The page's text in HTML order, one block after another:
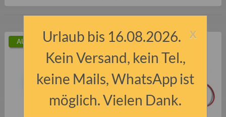
AUF LAGER
x
Urlaub bis 16.08.2026.
Kein Versand, kein Tel.,
keine Mails, WhatsApp ist
möglich. Vielen Dank.